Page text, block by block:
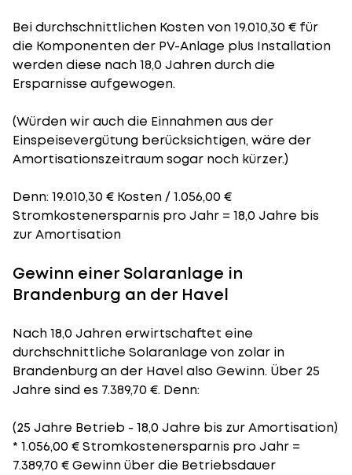
Bei durchschnittlichen Kostenvon 19.010,30 € für
die Komponenten der PV-Anlage plus Installation
werden diese nach 18,0 Jahren durch die
Ersparnisse aufgewogen.
(Würden wir auch die Einnahmen aus der
Einspeisevergütung berücksichtigen, wäre der
Amortisationszeitraumsogar noch kürzer.)
Denn: 19.010,30 € Kosten / 1.056,00 €
Stromkostenersparnis pro Jahr = 18,0 Jahre bis
zur Amortisation
Gewinn einer Solaranlage in
Brandenburg an der Havel
Nach 18,0 Jahren erwirtschaftet eine
durchschnittliche Solaranlage von zolar in
Brandenburg an der Havel also Gewinn. Über 25
Jahre sind es 7.389,70 €. Denn:
(25 Jahre Betrieb - 18,0 Jahre bis zur Amortisation)
* 1.056,00 € Stromkostenersparnis pro Jahr =
7.389,70 € Gewinn über die Betriebsdauer